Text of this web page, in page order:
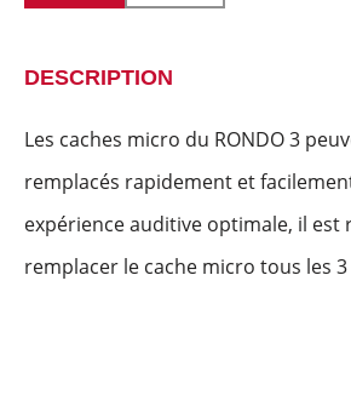
DESCRIPTION
Les caches micro du RONDO 3
remplacés rapidement et
expérience auditive optimale, il est
remplacer le cache micro tous les